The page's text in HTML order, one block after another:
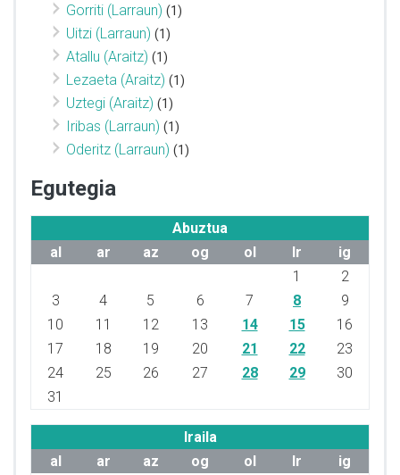
Gorriti (Larraun) (1)
Uitzi (Larraun) (1)
Atallu (Araitz) (1)
Lezaeta (Araitz) (1)
Uztegi (Araitz) (1)
Iribas (Larraun) (1)
Oderitz (Larraun) (1)
Egutegia
Abuztua
al
ar az og ol lr
ig
1
2
3
4 5 6 7 8
9
10
11 12 13 14 15
16
17
18 19 20 21 22
23
24
25 26 27 28 29
30
31
Iraila
al
ar az og ol lr
ig